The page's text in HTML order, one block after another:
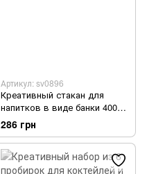
Артикул: sv0896
Креативный стакан для
напитков в виде банки 400
мл
286 грн